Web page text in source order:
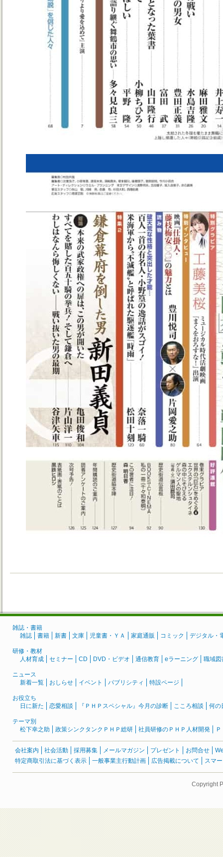
雑誌・書籍
雑誌
書籍 新書 文庫 児童書・ＹＡ 家庭通販 コミック デジタル・
研修・教材
人材育成
セミナー CD DVD・ビデオ 通信教育 eラーニング 職域図
ニュース
新着一覧
おしらせ イベント パブリシティ 特設ページ
お役立ち
日に新た
恋愛相談 『ＰＨＰスペシャル』今月の診断 こころ相談 何の
テーマ別
松下幸之助
政策シンクタンクＰＨＰ総研 社員研修のＰＨＰ人材開発
会社案内 社会活動 採用募集 メールマガジン プレゼント お問合せ
特定商取引法に基づく表示
一般事業主行動計画 広告掲載について スマ
Copyright